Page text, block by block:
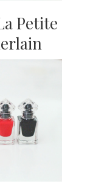
Petite